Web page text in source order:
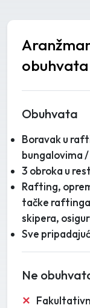
obuhvata
Obuhvata
Boravak u
bungalovima
3 obroka u
Rafting,
tačke
skipera,
Sve
Ne